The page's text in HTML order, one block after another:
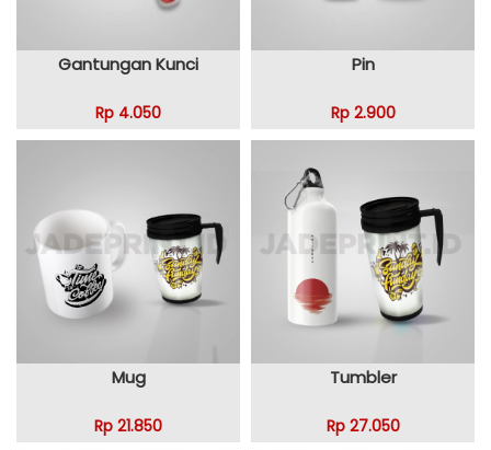
Gantungan Kunci
Rp 4.050
Pin
Rp 2.900
Mug
Rp 21.850
Tumbler
Rp 27.050